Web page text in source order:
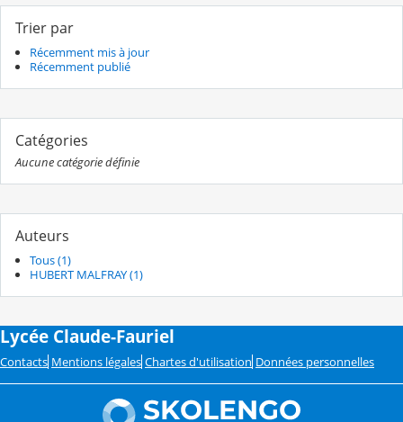
Trier par
Récemment mis à jour
Récemment publié
Catégories
Aucune catégorie définie
Auteurs
Tous (1)
HUBERT MALFRAY (1)
Lycée Claude-Fauriel
Contacts Mentions légales Chartes d'utilisation Données personnelles